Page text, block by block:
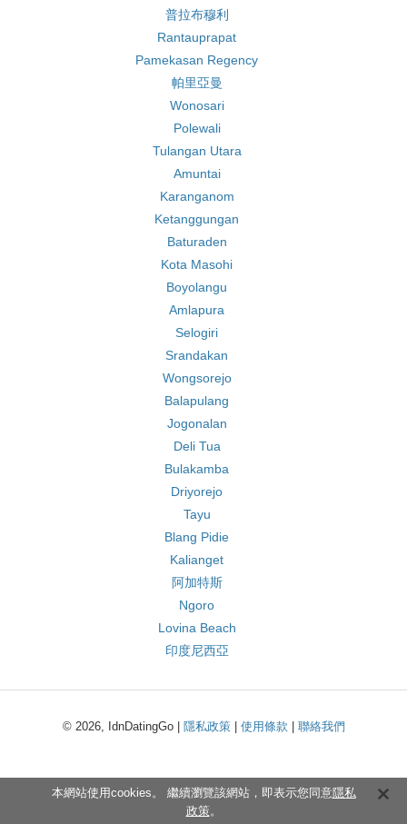
普拉布穆利
Rantauprapat
Pamekasan Regency
帕里亞曼
Wonosari
Polewali
Tulangan Utara
Amuntai
Karanganom
Ketanggungan
Baturaden
Kota Masohi
Boyolangu
Amlapura
Selogiri
Srandakan
Wongsorejo
Balapulang
Jogonalan
Deli Tua
Bulakamba
Driyorejo
Tayu
Blang Pidie
Kalianget
阿加特斯
Ngoro
Lovina Beach
印度尼西亞
© 2026, IdnDatingGo | 隱私政策| 使用條款 聯絡我們
本網站使用cookies。 繼續瀏覽該網站，即表示您同意隱私
政策。